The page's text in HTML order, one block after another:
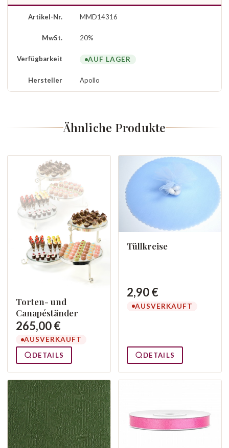
Artikel-Nr. MMD14316
MwSt. 20%
Verfügbarkeit AUF LAGER
Hersteller Apollo
Ähnliche Produkte
Torten- und
Canapéständer
265,00 €
AUSVERKAUFT
DETAILS
Tüllkreise
2,90 €
AUSVERKAUFT
DETAILS